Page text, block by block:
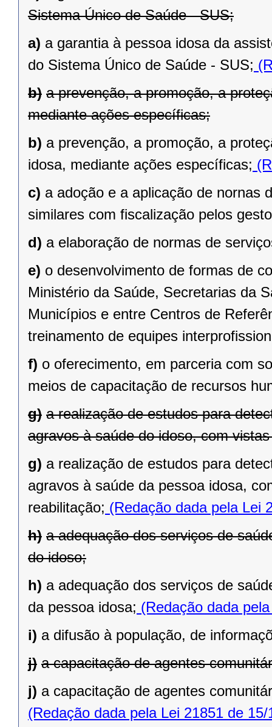
Sistema Único de Saúde - SUS;
a) a garantia à pessoa idosa da
do Sistema Único de Saúde - SUS;
b) a prevenção, a promoção, a
mediante ações específicas;
b) a prevenção, a promoção, a
idosa, mediante ações específicas;
c) a adoção e a aplicação de nornas
similares com fiscalização pelos
d) a elaboração de normas de
e) o desenvolvimento de formas de
Ministério da Saúde, Secretarias da
Municípios e entre Centros de
treinamento de equipes
f) o oferecimento, em parceria com
meios de capacitação de recursos
g) a realização de estudos para
agravos à saúde do idoso, com
g) a realização de estudos para
agravos à saúde da pessoa idosa,
reabilitação; (Redação dada pela Lei
h) a adequação dos serviços de
do idoso;
h) a adequação dos serviços de
da pessoa idosa; (Redação dada
i) a difusão à população, de
j) a capacitação de agentes
j) a capacitação de agentes
(Redação dada pela Lei 21851 de 15/